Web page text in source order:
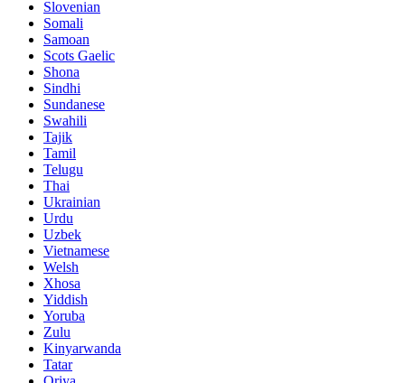
Slovenian
Somali
Samoan
Scots Gaelic
Shona
Sindhi
Sundanese
Swahili
Tajik
Tamil
Telugu
Thai
Ukrainian
Urdu
Uzbek
Vietnamese
Welsh
Xhosa
Yiddish
Yoruba
Zulu
Kinyarwanda
Tatar